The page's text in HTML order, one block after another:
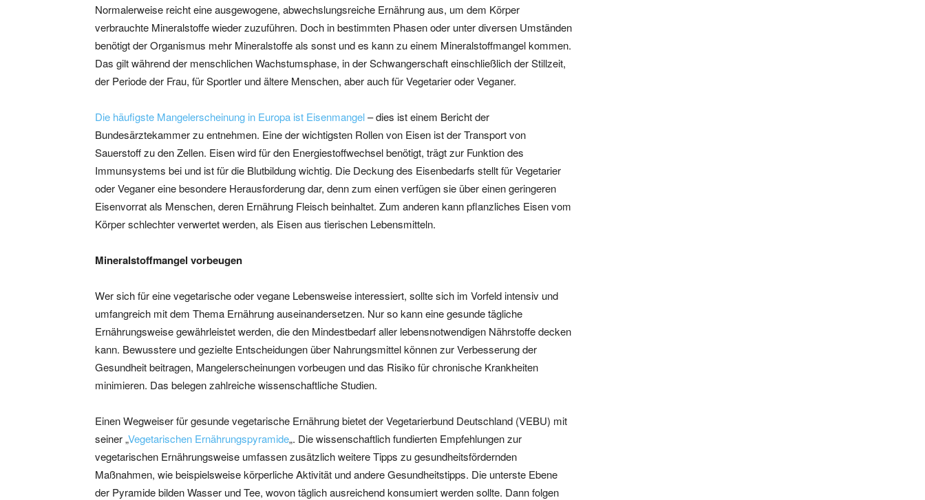
Normalerweise reicht eine ausgewogene, abwechslungsreiche Ernährung aus, um dem Körper
verbrauchte Mineralstoffe wieder zuzuführen. Doch in bestimmten Phasen oder unter diversen Umständen
benötigt der Organismus mehr Mineralstoffe als sonst und es kann zu einem Mineralstoffmangel kommen.
Das gilt während der menschlichen Wachstumsphase, in der Schwangerschaft einschließlich der Stillzeit,
der Periode der Frau, für Sportler und ältere Menschen, aber auch für Vegetarier oder Veganer.
Die häufigste Mangelerscheinung in Europa ist Eisenmangel– dies ist einem Bericht der
Bundesärztekammer zu entnehmen. Eine der wichtigsten Rollen von Eisen ist der Transport von
Sauerstoff zu den Zellen. Eisen wird für den Energiestoffwechsel benötigt, trägt zur Funktion des
Immunsystems bei und ist für die Blutbildung wichtig. Die Deckung des Eisenbedarfs stellt für Vegetarier
oder Veganer eine besondere Herausforderung dar, denn zum einen verfügen sie über einen geringeren
Eisenvorrat als Menschen, deren Ernährung Fleisch beinhaltet. Zum anderen kann pflanzliches Eisen vom
Körper schlechter verwertet werden, als Eisen aus tierischen Lebensmitteln.
Mineralstoffmangel vorbeugen
Wer sich für eine vegetarische oder vegane Lebensweise interessiert, sollte sich im Vorfeld intensiv und
umfangreich mit dem Thema Ernährung auseinandersetzen. Nur so kann eine gesunde tägliche
Ernährungsweise gewährleistet werden, die den Mindestbedarf aller lebensnotwendigen Nährstoffe decken
kann. Bewusstere und gezielte Entscheidungen über Nahrungsmittel können zur Verbesserung der
Gesundheit beitragen, Mangelerscheinungen vorbeugen und das Risiko für chronische Krankheiten
minimieren. Das belegen zahlreiche wissenschaftliche Studien.
Einen Wegweiser für gesunde vegetarische Ernährung bietet der Vegetarierbund Deutschland (VEBU) mit
seiner „Vegetarischen Ernährungspyramide„. Die wissenschaftlich fundierten Empfehlungen zur
vegetarischen Ernährungsweise umfassen zusätzlich weitere Tipps zu gesundheitsfördernden
Maßnahmen, wie beispielsweise körperliche Aktivität und andere Gesundheitstipps. Die unterste Ebene
der Pyramide bilden Wasser und Tee, wovon täglich ausreichend konsumiert werden sollte. Dann folgen